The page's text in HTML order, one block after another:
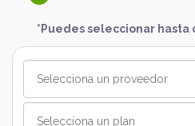
*Puedes seleccionar hasta